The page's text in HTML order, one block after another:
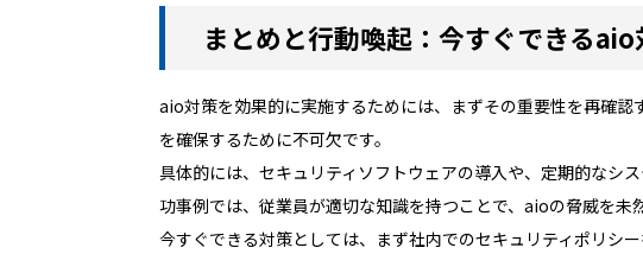
まとめと行動喚起：今すぐできるaio
aio対策を効果的に実施するためには、まずその重要性を再確
を確保するために不可欠です。
具体的には、セキュリティソフトウェアの導入や、定期的なシ
功事例では、従業員が適切な知識を持つことで、aioの脅威を未
今すぐできる対策としては、まず社内でのセキュリティポリシ